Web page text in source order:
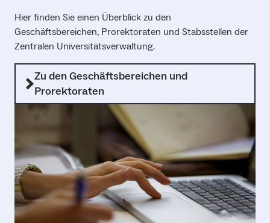
Hier finden Sie einen Überblick zu den
Geschäftsbereichen, Prorektoraten und Stabsstellen der
Zentralen Universitätsverwaltung.
Zu den Geschäftsbereichen und
Prorektoraten